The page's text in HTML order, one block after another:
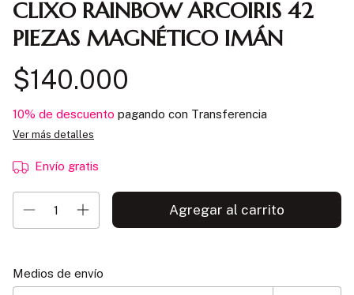
CLIXO RAINBOW ARCOIRIS 42
PIEZAS MAGNÉTICO IMÁN
$140.000
10% de descuento pagando con Transferencia
Ver más detalles
Envío gratis
Entregas para el CP:
Medios de envío